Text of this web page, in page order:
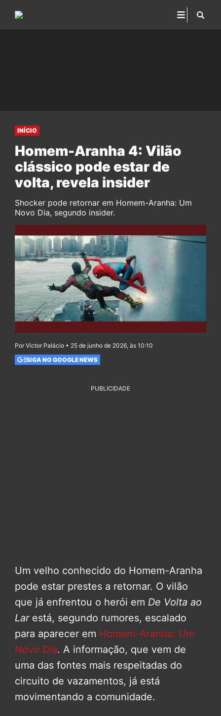
INÍCIO
Homem-Aranha 4: Vilão
clássico pode estar de
volta, revela insider
Shocker pode retornar em Homem-Aranha: Um
Novo Dia, segundo insider.
Por Victor Palácio • 25 de junho de 2026, às 10:10
SIGA NO GOOGLE NEWS
PUBLICIDADE
Um velho conhecido do Homem-Aranha
pode estar prestes a retornar. O vilão
que já enfrentou o herói em De Volta ao
Larestá, segundo rumores, escalado
para aparecer em Homem-Aranha: Um
Novo Dia. A informação, que vem de
uma das fontes mais respeitadas do
circuito de vazamentos, já está
movimentando a comunidade.